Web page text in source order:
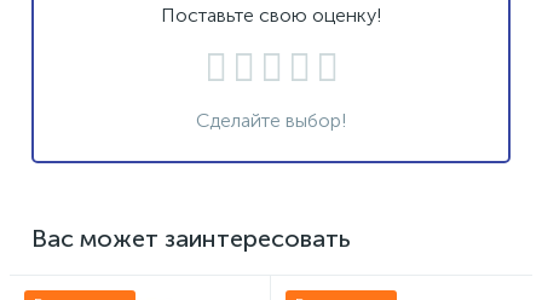
Поставьте свою оценку!
Сделайте выбор!
Вас может заинтересовать